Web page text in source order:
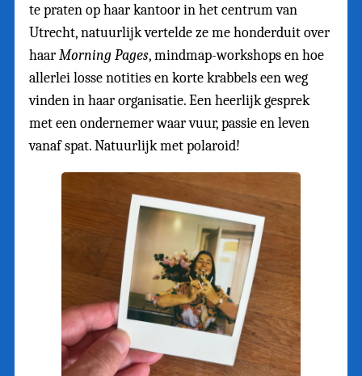
te praten op haar kantoor in het centrum van
Utrecht, natuurlijk vertelde ze me honderduit over
haarMorning Pages, mindmap-workshops en hoe
allerlei losse notities en korte krabbels een weg
vinden in haar organisatie. Een heerlijk gesprek
met een ondernemer waar vuur, passie en leven
vanaf spat. Natuurlijk met polaroid!